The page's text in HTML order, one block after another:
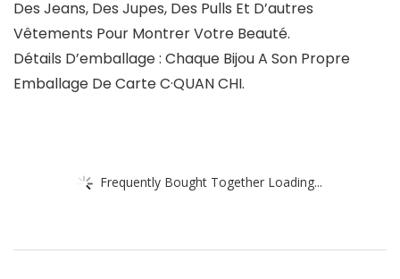
Des Jeans, Des Jupes, Des Pulls Et D’autres
Vêtements Pour Montrer Votre Beauté.
Détails D’emballage : Chaque Bijou A Son Propre
Emballage De Carte C·QUAN CHI.
Frequently Bought Together Loading...